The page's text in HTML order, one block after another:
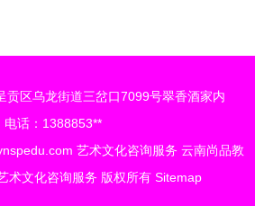
贡区乌龙街道三岔口7099号翠香酒家内
电话：1388853**
艺术文化咨询服务 云南尚品教
术文化咨询服务 版权所有 Sitemap